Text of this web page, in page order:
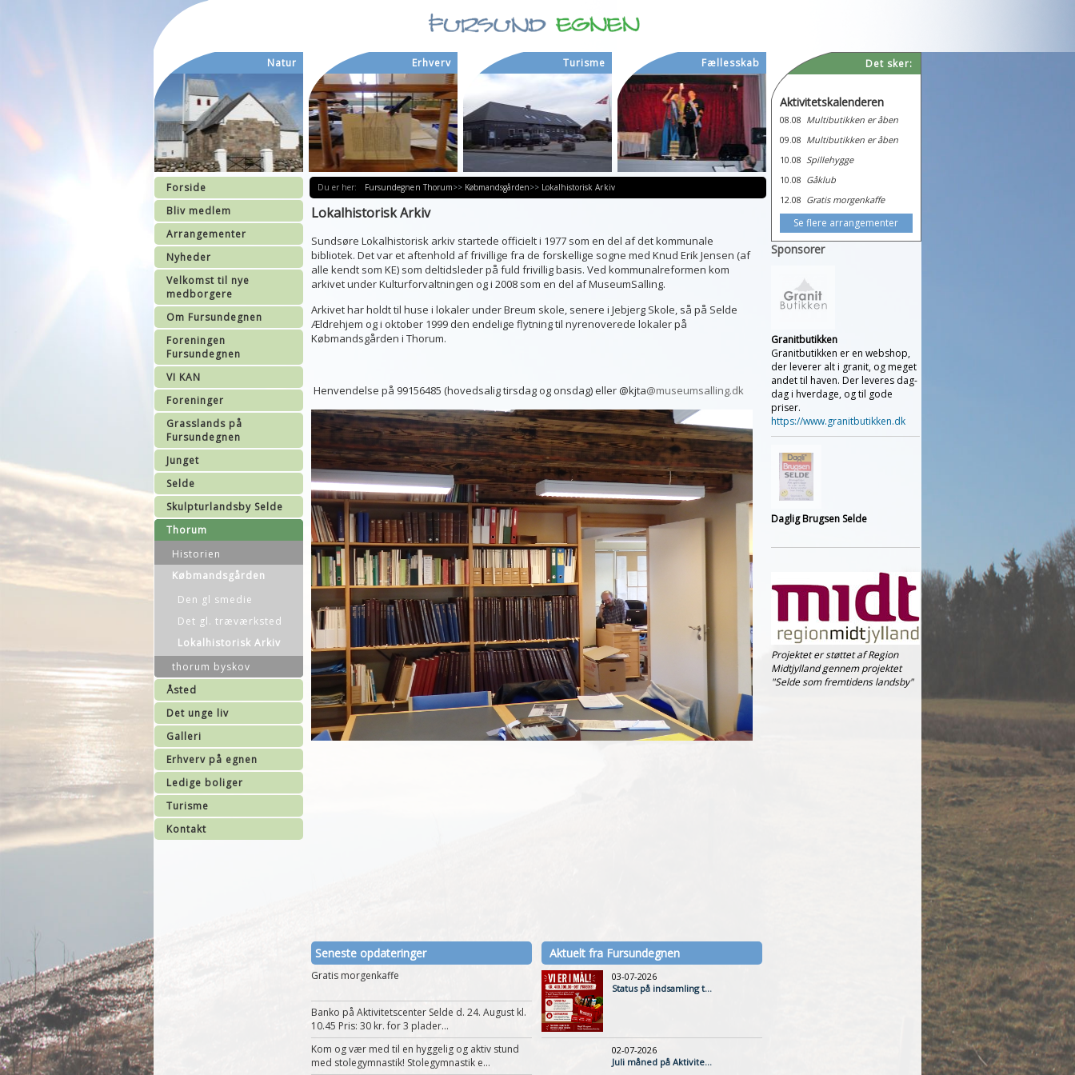
Lokalhistorisk Arkiv
Sundsøre Lokalhistorisk arkiv startede officielt i 1977 som en del af det kommunale
bibliotek. Det var et aftenhold af frivillige fra de forskellige sogne med Knud Erik Jensen (af
alle kendt som KE) som deltidsleder på fuld frivillig basis. Ved kommunalreformen kom
arkivet under Kulturforvaltningen og i 2008 som en del af MuseumSalling.
Arkivet har holdt til huse i lokaler under Breum skole, senere i Jebjerg Skole, så på Selde
Ældrehjem og i oktober 1999 den endelige flytning til nyrenoverede lokaler på
Købmandsgården i Thorum.
Henvendelse på 99156485 (hovedsalig tirsdag og onsdag) eller @kjta@museumsalling.dk
Forside
Bliv medlem
Arrangementer
Nyheder
Velkomst til nye
medborgere
Om Fursundegnen
Foreningen
Fursundegnen
VI KAN
Foreninger
Grasslands på
Fursundegnen
Junget
Selde
Skulpturlandsby Selde
Thorum
Historien
Købmandsgården
Den gl smedie
Det gl. træværksted
Lokalhistorisk Arkiv
thorum byskov
Åsted
Det unge liv
Galleri
Erhverv på egnen
Ledige boliger
Turisme
Kontakt
Du er her: FursundegnenThorum>> Købmandsgården>> Lokalhistorisk Arkiv
Det sker:
Aktivitetskalenderen
08.08 Multibutikken er åben
09.08 Multibutikken er åben
10.08 Spillehygge
10.08 Gåklub
12.08 Gratis morgenkaffe
Se flere arrangementer
Sponsorer
Granitbutikken
Granitbutikken er en webshop,
der leverer alt i granit, og meget
andet til haven. Der leveres dag-
dag i hverdage, og til gode
priser.
https://www.granitbutikken.dk
Daglig Brugsen Selde
Projektet er støttet af Region
Midtjylland gennem projektet
"Selde som fremtidens landsby"
Seneste opdateringer
Gratis morgenkaffe
Banko på Aktivitetscenter Selde d. 24. August kl.
10.45 Pris: 30 kr. for 3 plader...
Kom og vær med til en hyggelig og aktiv stund
med stolegymnastik! Stolegymnastik e...
Aktuelt fra Fursundegnen
03-07-2026
Status på indsamling t...
02-07-2026
Juli måned på Aktivite...
Natur Erhverv Turisme Fællesskab